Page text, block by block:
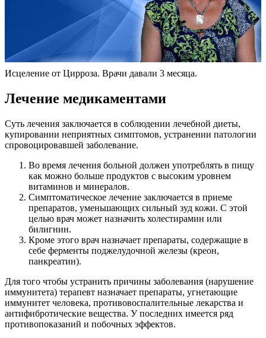
Исцеление от Цирроза. Врачи давали 3 месяца.
Лечение медикаментами
Суть лечения заключается в соблюдении лечебной диеты,
купировании неприятных симптомов, устранении патологии
спровоцировавшей заболевание.
Во время лечения больной должен употреблять в пищу
как можно больше продуктов с высоким уровнем
витаминов и минералов.
Симптоматическое лечение заключается в приеме
препаратов, уменьшающих сильный зуд кожи. С этой
целью врач может назначить холестирамин или
билигнин.
Кроме этого врач назначает препараты, содержащие в
себе ферменты поджелудочной железы (креон,
панкреатин).
Для того чтобы устранить причины заболевания (нарушение
иммунитета) терапевт назначает препараты, угнетающие
иммунитет человека, противовоспалительные лекарства и
антифибротические вещества. У последних имеется ряд
противопоказаний и побочных эффектов.